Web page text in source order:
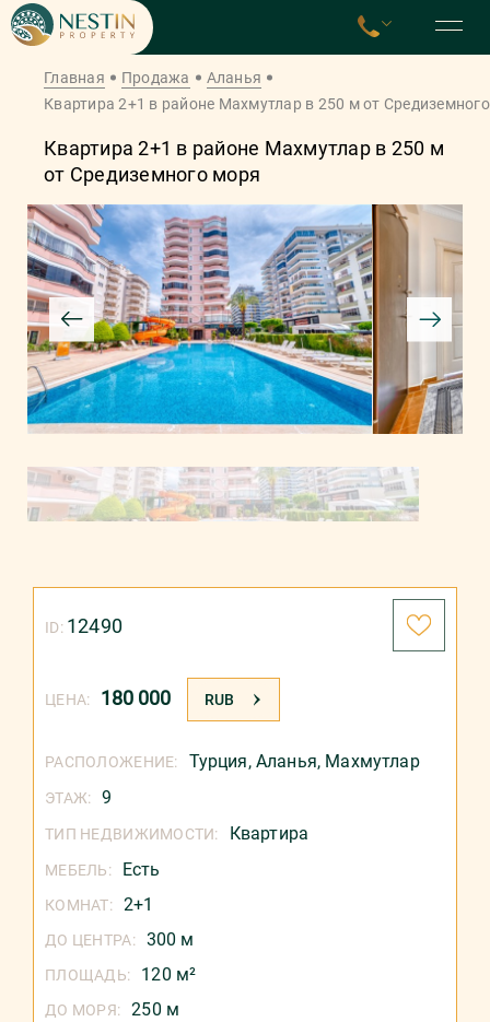
Главная Продажа
Аланья
Квартира 2+1 в районе Махмутлар в 250 м от
Квартира 2+1 в районе Махмутлар в 250 м
от Средиземного моря
ЦЕНА: 180 000 RUB
ID: 12490
РАСПОЛОЖЕНИЕ: Турция, Аланья, Махмутлар
ЭТАЖ: 9
ТИП НЕДВИЖИМОСТИ: Квартира
МЕБЕЛЬ: Есть
КОМНАТ: 2+1
ДО ЦЕНТРА: 300 м
ПЛОЩАДЬ: 120 м²
ДО МОРЯ: 250 м